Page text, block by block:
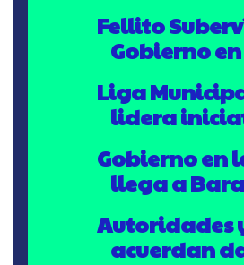
Fellito
Gobierno
Liga
lidera
Gobierno en
llega a
Autoridades
acuerdan